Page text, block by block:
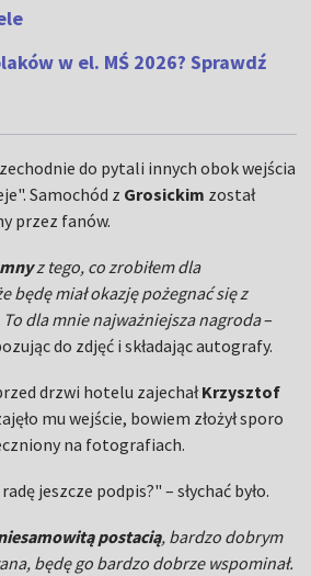
w el. MŚ 2026? Sprawdź
do pytali innych obok wejścia
Samochód z Grosickim został
przez fanów.
z tego, co zrobiłem dla
będę miał okazję pożegnać się z
To dla mnie najważniejsza nagroda–
do zdjęć i składając autografy.
drzwi hotelu zajechałKrzysztof
mu wejście, bowiem złożył sporo
na fotografiach.
jeszcze podpis?" – słychać było.
postacią, bardzo dobrym
będę go bardzo dobrze wspominał.